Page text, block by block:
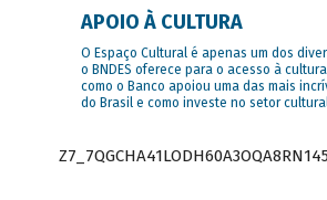
APOIO À CULTURA
O Espaço Cultural é apenas um dos
o BNDES oferece para o acesso à
como o Banco apoiou uma das mais
do Brasil e como investe no setor